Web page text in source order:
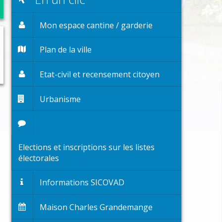
et espaces publics
des animaux domestiques
Mon espace cantine / garderie
Plan de la ville
Etat-civil et recensement citoyen
Urbanisme
Elections et inscriptions sur les listes
électorales
Informations SICOVAD
Maison Charles Grandemange